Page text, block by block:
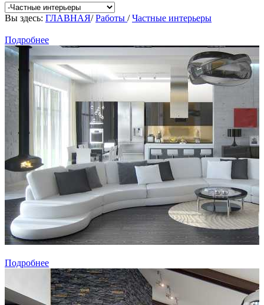
Вы здесь: ГЛАВНАЯ/Работы /Частные интерьеры
Подробнее
Подробнее